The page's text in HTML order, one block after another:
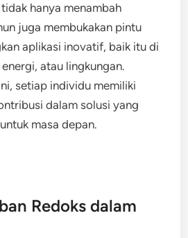
hanya menambah
juga membukakan pintu
aplikasi inovatif, baik itu di
atau lingkungan.
setiap individu memiliki
dalam solusi yang
masa depan.
Redoks dalam